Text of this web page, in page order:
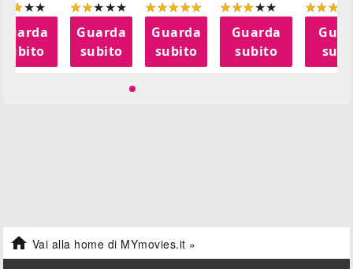
subito
Guarda
subito
Guarda
subito
Guarda
subito
 Vai alla home di MYmovies.it »